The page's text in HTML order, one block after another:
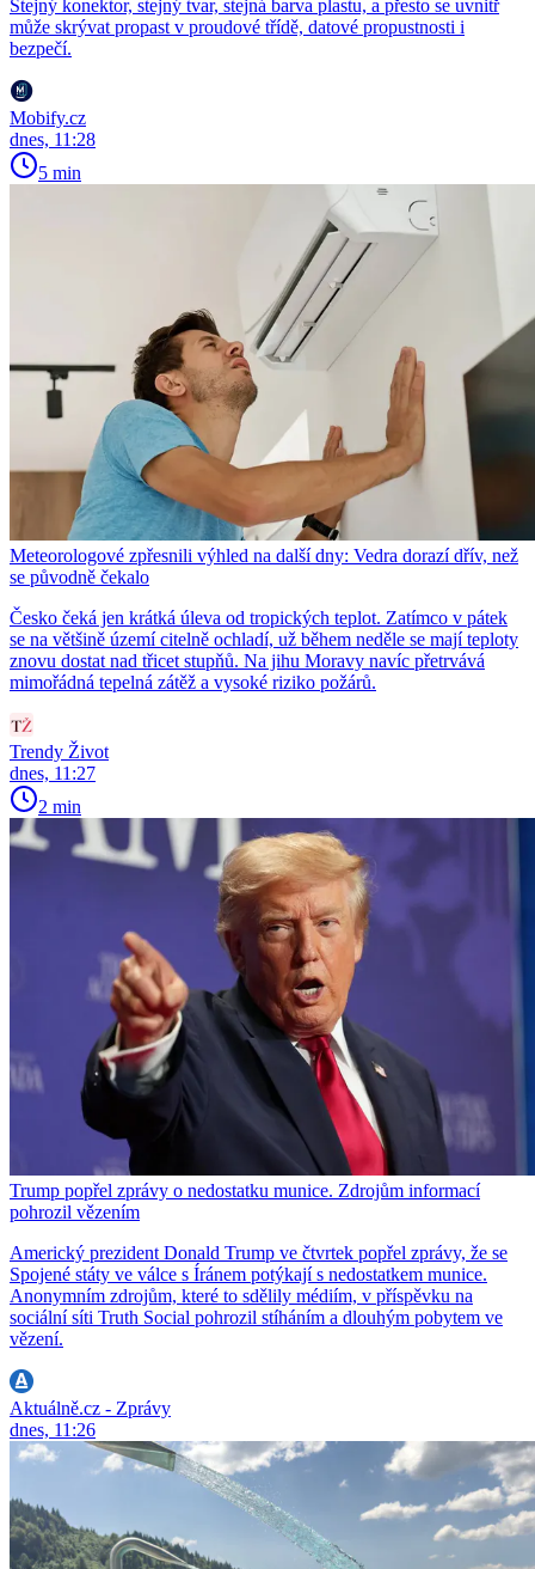
Stejný konektor, stejný tvar, stejná barva plastu, a přesto se uvnitř
může skrývat propast v proudové třídě, datové propustnosti i
bezpečí.
Mobify.cz
dnes, 11:28
5 min
Meteorologové zpřesnili výhled na další dny: Vedra dorazí dřív, než
se původně čekalo
Česko čeká jen krátká úleva od tropických teplot. Zatímco v pátek
se na většině území citelně ochladí, už během neděle se mají teploty
znovu dostat nad třicet stupňů. Na jihu Moravy navíc přetrvává
mimořádná tepelná zátěž a vysoké riziko požárů.
Trendy Život
dnes, 11:27
2 min
Trump popřel zprávy o nedostatku munice. Zdrojům informací
pohrozil vězením
Americký prezident Donald Trump ve čtvrtek popřel zprávy, že se
Spojené státy ve válce s Íránem potýkají s nedostatkem munice.
Anonymním zdrojům, které to sdělily médiím, v příspěvku na
sociální síti Truth Social pohrozil stíháním a dlouhým pobytem ve
vězení.
Aktuálně.cz - Zprávy
dnes, 11:26